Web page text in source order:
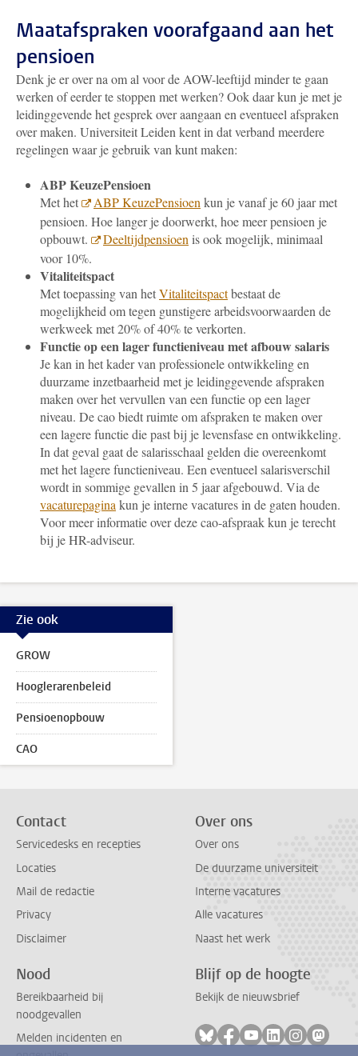
Maatafspraken voorafgaand aan het
pensioen
Denk je er over na om al voor de AOW-leeftijd minder te gaan
werken of eerder te stoppen met werken? Ook daar kun je met je
leidinggevende het gesprek over aangaan en eventueel afspraken
over maken. Universiteit Leiden kent in dat verband meerdere
regelingen waar je gebruik van kunt maken:
ABP KeuzePensioen
Met het ABP KeuzePensioen kun je vanaf je 60 jaar met
pensioen. Hoe langer je doorwerkt, hoe meer pensioen je
opbouwt.
Deeltijdpensioen is ook mogelijk, minimaal
voor 10%.
Vitaliteitspact
Met toepassing van hetVitaliteitspactbestaat de
mogelijkheid om tegen gunstigere arbeidsvoorwaarden de
werkweek met 20% of 40% te verkorten.
Functie op een lager functieniveau met afbouw salaris
Je kan in het kader van professionele ontwikkeling en
duurzame inzetbaarheid met je leidinggevende afspraken
maken over het vervullen van een functie op een lager
niveau. De cao biedt ruimte om afspraken te maken over
een lagere functie die past bij je levensfase en ontwikkeling.
In dat geval gaat de salarisschaal gelden die overeenkomt
met het lagere functieniveau. Een eventueel salarisverschil
wordt in sommige gevallen in 5 jaar afgebouwd. Via de
vacaturepagina kun je interne vacatures in de gaten houden.
Voor meer informatie over deze cao-afspraak kun je terecht
bij je HR-adviseur.
Zie ook
GROW
Hooglerarenbeleid
Pensioenopbouw
CAO
Contact
Servicedesks en recepties
Locaties
Mail de redactie
Privacy
Disclaimer
Over ons
Over ons
De duurzame universiteit
Interne vacatures
Alle vacatures
Naast het werk
Nood
Bereikbaarheid bij
noodgevallen
Melden incidenten en
Blijf op de hoogte
Bekijk de nieuwsbrief
Volg ons op bluesky
Volg ons op facebook
Volg ons op
Volg ons op
Volg ons
Volg